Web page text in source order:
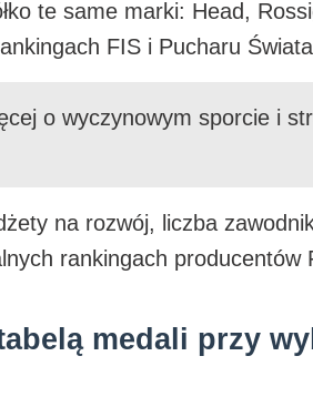
te same marki: Head,
FIS i Pucharu
o wyczynowym sporcie i
na rozwój, liczba
rankingach producentów
medali przy